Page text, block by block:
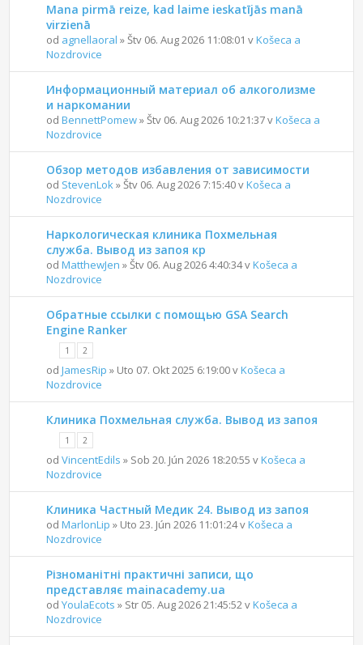
Mana pirmā reize, kad laime ieskatījās manā
virzienā
od agnellaoral » Štv 06. Aug 2026 11:08:01 vKošeca a
Nozdrovice
Информационный материал об алкоголизме
и наркомании
odBennettPomew» Štv 06. Aug 2026 10:21:37 vKošeca a
Nozdrovice
Обзор методов избавления от зависимости
od StevenLok » Štv 06. Aug 2026 7:15:40 vKošeca a
Nozdrovice
Наркологическая клиника Похмельная
служба. Вывод из запоя кр
odMatthewJen » Štv 06. Aug 2026 4:40:34 vKošeca a
Nozdrovice
Обратные ссылки с помощью GSA Search
Engine Ranker
1 2
odJamesRip » Uto 07. Okt 2025 6:19:00 vKošeca a
Nozdrovice
Клиника Похмельная служба. Вывод из запоя
1 2
odVincentEdils » Sob 20. Jún 2026 18:20:55 vKošeca a
Nozdrovice
Клиника Частный Медик 24. Вывод из запоя
odMarlonLip » Uto 23. Jún 2026 11:01:24 vKošeca a
Nozdrovice
Різноманітні практичні записи, що
представляє mainacademy.ua
odYoulaEcots » Str 05. Aug 2026 21:45:52 vKošeca a
Nozdrovice